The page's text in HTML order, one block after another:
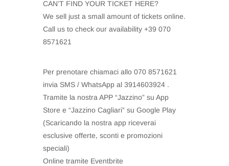
CAN’T FIND YOUR TICKET HERE?
We sell just a small amount of tickets online.
Call us to check our availability +39 070
8571621
Per prenotare chiamaci allo 070 8571621
invia SMS / WhatsApp al 3914603924 .
Tramite la nostra APP “Jazzino” su App
Store e “Jazzino Cagliari” su Google Play
(Scaricando la nostra app riceverai
esclusive offerte, sconti e promozioni
speciali)
Online tramite Eventbrite